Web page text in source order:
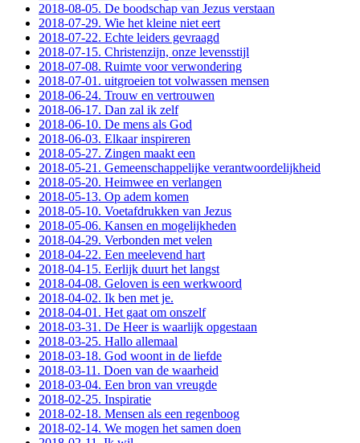
2018-08-05. De boodschap van Jezus verstaan
2018-07-29. Wie het kleine niet eert
2018-07-22. Echte leiders gevraagd
2018-07-15. Christenzijn, onze levensstijl
2018-07-08. Ruimte voor verwondering
2018-07-01. uitgroeien tot volwassen mensen
2018-06-24. Trouw en vertrouwen
2018-06-17. Dan zal ik zelf
2018-06-10. De mens als God
2018-06-03. Elkaar inspireren
2018-05-27. Zingen maakt een
2018-05-21. Gemeenschappelijke verantwoordelijkheid
2018-05-20. Heimwee en verlangen
2018-05-13. Op adem komen
2018-05-10. Voetafdrukken van Jezus
2018-05-06. Kansen en mogelijkheden
2018-04-29. Verbonden met velen
2018-04-22. Een meelevend hart
2018-04-15. Eerlijk duurt het langst
2018-04-08. Geloven is een werkwoord
2018-04-02. Ik ben met je.
2018-04-01. Het gaat om onszelf
2018-03-31. De Heer is waarlijk opgestaan
2018-03-25. Hallo allemaal
2018-03-18. God woont in de liefde
2018-03-11. Doen van de waarheid
2018-03-04. Een bron van vreugde
2018-02-25. Inspiratie
2018-02-18. Mensen als een regenboog
2018-02-14. We mogen het samen doen